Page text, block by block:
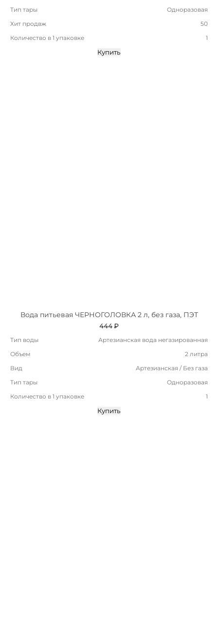
Тип тары
Одноразовая
Хит продвж
50
Количество в 1 упаковке
1
Купить
Вода питьевая ЧЕРНОГОЛОВКА 2 л, без газа, ПЭТ
444 ₽
Тип воды
Артезианская вода негазированная
Объем
2 литра
Вид
Артезианская / Без газа
Тип тары
Одноразовая
Количество в 1 упаковке
1
Купить